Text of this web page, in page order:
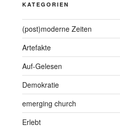
KATEGORIEN
(post)moderne Zeiten
Artefakte
Auf-Gelesen
Demokratie
emerging church
Erlebt